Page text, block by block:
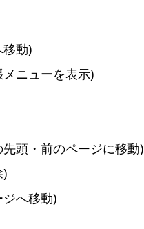
動)
ニューを表示)
頭・前のページに移動)
)
へ移動)